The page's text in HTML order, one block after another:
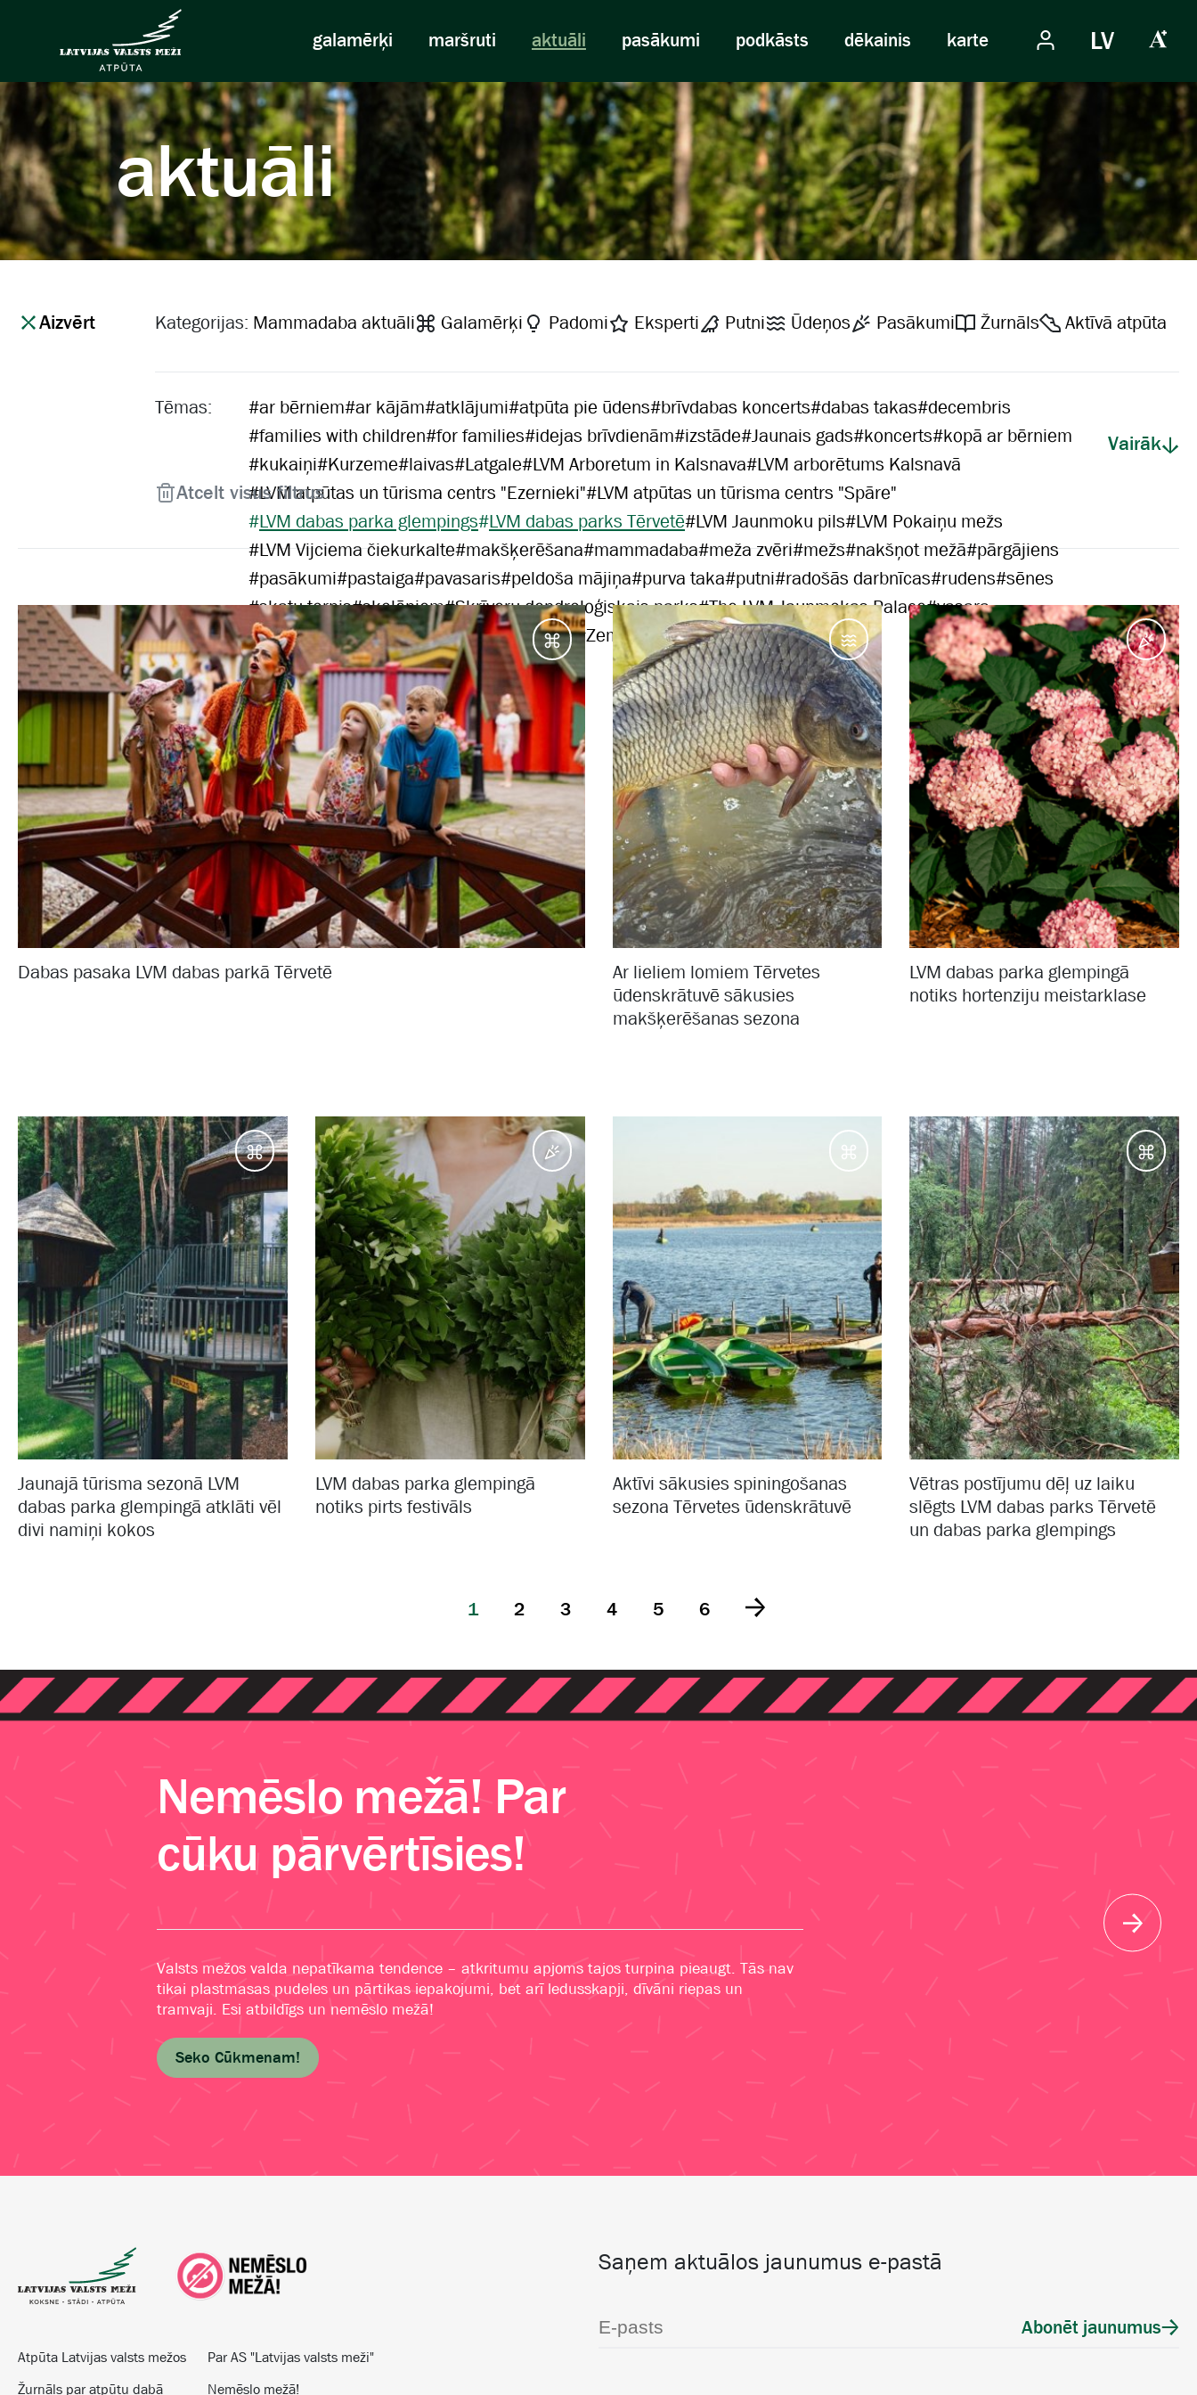
galamērķi maršruti aktuāli pasākumi podkāsts dēkainis karte LV
aktuāli
Aizvērt Kategorijas: Mammadaba aktuāli Galamērķi Padomi Eksperti Putni Ūdeņos Pasākumi Žurnāls Aktīvā atpūta
Tēmas: #ar bērniem#ar kājām#atklājumi#atpūta pie ūdens#brīvdabas koncerts#dabas takas#decembris
#families with children#for families#idejas brīvdienām#izstāde#Jaunais gads#koncerts#kopā ar bērniem
#kukaiņi#Kurzeme#laivas#Latgale#LVM Arboretum in Kalsnava#LVM arborētums Kalsnavā
#LVM atpūtas un tūrisma centrs "Ezernieki"#LVM atpūtas un tūrisma centrs "Spāre"
#LVM dabas parka glempings#LVM dabas parks Tērvetē#LVM Jaunmoku pils#LVM Pokaiņu mežs
#LVM Vijciema čiekurkalte#makšķerēšana#mammadaba#meža zvēri#mežs#nakšņot mežā#pārgājiens
#pasākumi#pastaiga#pavasaris#peldoša mājiņa#purva taka#putni#radošās darbnīcas#rudens#sēnes
#skatu tornis#skolēniem#Skrīveru dendroloģiskais parks#The LVM Jaunmokas Palace#vasara
#velobraucējiem#Vidzeme#vienas dienas#Zemgale #ziema
Vairāk
Atcelt visus filtrus
Galamērķi
Dabas pasaka LVM dabas parkā Tērvetē
Ūdeņos
Ar lieliem lomiem Tērvetes
ūdenskrātuvē sākusies
makšķerēšanas sezona
LVM dabas parka glempingā
notiks hortenziju meistarklase
Galamērķi
Jaunajā tūrisma sezonā LVM
dabas parka glempingā atklāti vēl
divi namiņi kokos
Pasākumi
LVM dabas parka glempingā
notiks pirts festivāls
Galamērķi
Aktīvi sākusies spiningošanas
sezona Tērvetes ūdenskrātuvē
Vētras postījumu dēļ uz laiku
slēgts LVM dabas parks Tērvetē
un dabas parka glempings
1 2 3 4 5 6
Nemēslo mežā! Par
cūku pārvērtīsies!
Valsts mežos valda nepatīkama tendence – atkritumu apjoms tajos turpina pieaugt. Tās nav
tikai plastmasas pudeles un pārtikas iepakojumi, bet arī ledusskapji, dīvāni riepas un
tramvaji. Esi atbildīgs un nemēslo mežā!
Seko Cūkmenam!
Atpūta Latvijas valsts mežos
Par AS "Latvijas valsts meži"
Žurnāls par atpūtu dabā
Nemēslo mežā!
Saņem aktuālos jaunumus e-pastā
Abonēt jaunumus